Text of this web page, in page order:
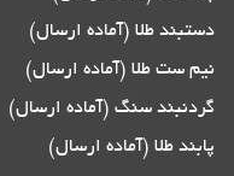
دستبند طلا (آماده ارسال)
نیم ست طلا (آماده ارسال)
گردنبند سنگ (آماده ارسال)
پابند طلا (آماده ارسال)